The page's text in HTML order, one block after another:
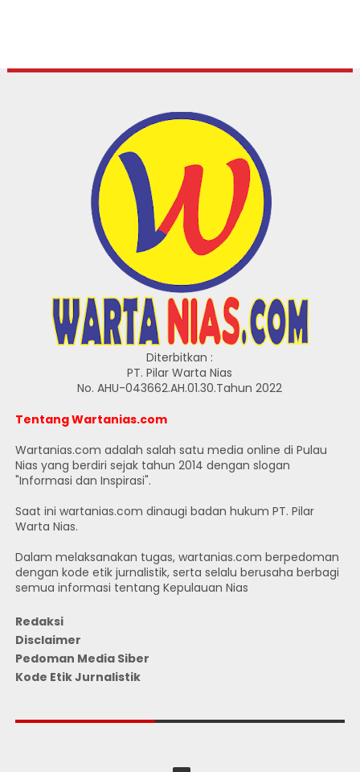
Diterbitkan :
PT. Pilar Warta Nias
No. AHU-043662.AH.01.30.Tahun 2022
Tentang Wartanias.com
Wartanias.com adalah salah satu media online di Pulau
Nias yang berdiri sejak tahun 2014 dengan slogan
"Informasi dan Inspirasi".
Saat ini wartanias.com dinaugi badan hukum PT. Pilar
Warta Nias.
Dalam melaksanakan tugas, wartanias.com berpedoman
dengan kode etik jurnalistik, serta selalu berusaha berbagi
semua informasi tentang Kepulauan Nias
Redaksi
Disclaimer
Pedoman Media Siber
Kode Etik Jurnalistik